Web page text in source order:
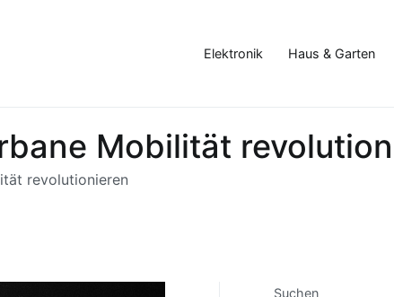
Elektronik Haus & Garten
Mobilität
revolutionieren
Suchen